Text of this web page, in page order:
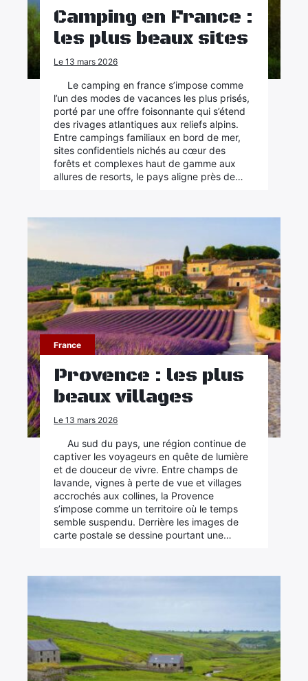
Camping en France :
les plus beaux sites
Le 13 mars 2026
Le camping en france s’impose comme
l’un des modes de vacances les plus prisés,
porté par une offre foisonnante qui s’étend
des rivages atlantiques aux reliefs alpins.
Entre campings familiaux en bord de mer,
sites confidentiels nichés au cœur des
forêts et complexes haut de gamme aux
allures de resorts, le pays aligne près de…
France
Provence : les plus
beaux villages
Le 13 mars 2026
Au sud du pays, une région continue de
captiver les voyageurs en quête de lumière
et de douceur de vivre. Entre champs de
lavande, vignes à perte de vue et villages
accrochés aux collines, la Provence
s’impose comme un territoire où le temps
semble suspendu. Derrière les images de
carte postale se dessine pourtant une…